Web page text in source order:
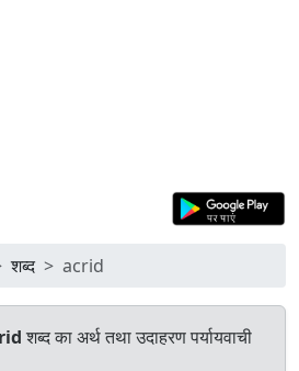
शब्द acrid
शब्द का अर्थ तथा उदाहरण पर्यायवाची